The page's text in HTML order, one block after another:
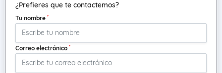
¿Prefieres que te contactemos?
Tu nombre *
Correo electrónico *